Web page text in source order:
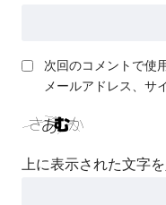
次回のコメントで使
メールアドレス、サ
上に表示された文字